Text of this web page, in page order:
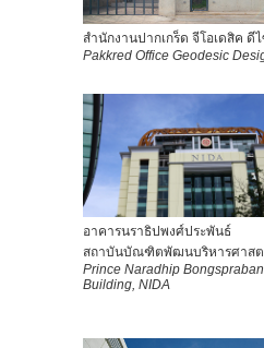
สำนักงานปากเกร็ด จีโอเดสิค ดี
Pakkred Office Geodesic
อาคารนราธิปพงศ์ประพันธ์
สถาบันบัณฑิตพัฒนบริหารศาส
Prince Naradhip
Building, NIDA